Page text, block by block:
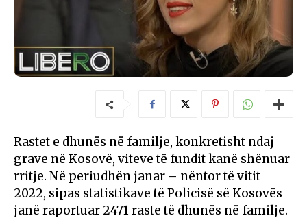
Rastet e dhunës në familje, konkretisht ndaj
grave në Kosovë, viteve të fundit kanë shënuar
rritje. Në periudhën janar – nëntor të vitit
2022, sipas statistikave të Policisë së Kosovës
janë raportuar 2471 raste të dhunës në familje.